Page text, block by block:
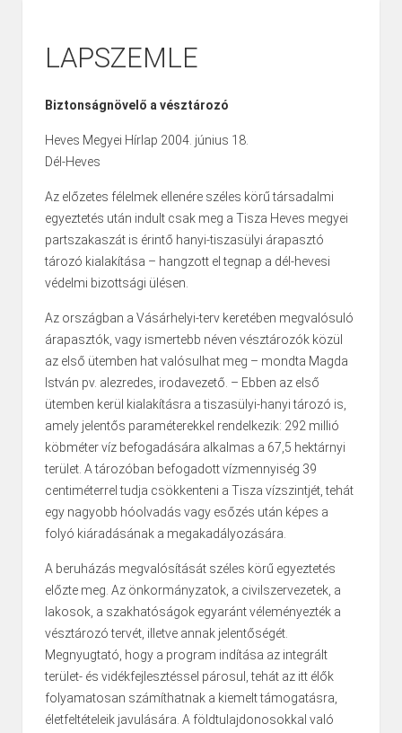
LAPSZEMLE
Biztonságnövelő a vésztározó
Heves Megyei Hírlap 2004. június 18.
Dél-Heves
Az előzetes félelmek ellenére széles körű társadalmi
egyeztetés után indult csak meg a Tisza Heves megyei
partszakaszát is érintő hanyi-tiszasülyi árapasztó
tározó kialakítása – hangzott el tegnap a dél-hevesi
védelmi bizottsági ülésen.
Az országban a Vásárhelyi-terv keretében megvalósuló
árapasztók, vagy ismertebb néven vésztározók közül
az első ütemben hat valósulhat meg – mondta Magda
István pv. alezredes, irodavezető. – Ebben az első
ütemben kerül kialakításra a tiszasülyi-hanyi tározó is,
amely jelentős paraméterekkel rendelkezik: 292 millió
köbméter víz befogadására alkalmas a 67,5 hektárnyi
terület. A tározóban befogadott vízmennyiség 39
centiméterrel tudja csökkenteni a Tisza vízszintjét, tehát
egy nagyobb hóolvadás vagy esőzés után képes a
folyó kiáradásának a megakadályozására.
A beruházás megvalósítását széles körű egyeztetés
előzte meg. Az önkormányzatok, a civilszervezetek, a
lakosok, a szakhatóságok egyaránt véleményezték a
vésztározó tervét, illetve annak jelentőségét.
Megnyugtató, hogy a program indítása az integrált
terület- és vidékfejlesztéssel párosul, tehát az itt élők
folyamatosan számíthatnak a kiemelt támogatásra,
életfeltételeik javulására. A földtulajdonosokkal való